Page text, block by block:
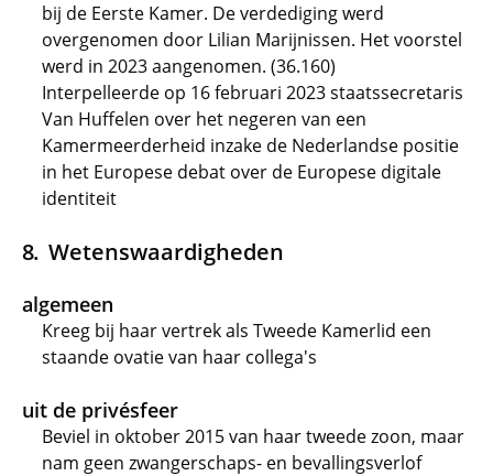
bij de Eerste Kamer. De verdediging werd
overgenomen door Lilian Marijnissen. Het voorstel
werd in 2023 aangenomen. (36.160)
Interpelleerde op 16 februari 2023 staatssecretaris
Van Huffelen over het negeren van een
Kamermeerderheid inzake de Nederlandse positie
in het Europese debat over de Europese digitale
identiteit
Wetenswaardigheden
algemeen
Kreeg bij haar vertrek als Tweede Kamerlid een
staande ovatie van haar collega's
uit de privésfeer
Beviel in oktober 2015 van haar tweede zoon, maar
nam geen zwangerschaps- en bevallingsverlof